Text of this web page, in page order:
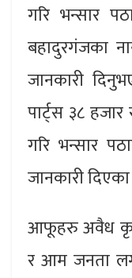
गरि भन्सार
बहादुरगंजका
जानकारी
पार्ट्स ३८
गरि भन्सार
जानकारी
आफूहरु अवैध
र आम जनता